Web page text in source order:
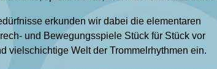
erkunden wir dabei die elementaren
und Bewegungsspiele Stück für Stück vor
vielschichtige Welt der Trommelrhythmen ein.